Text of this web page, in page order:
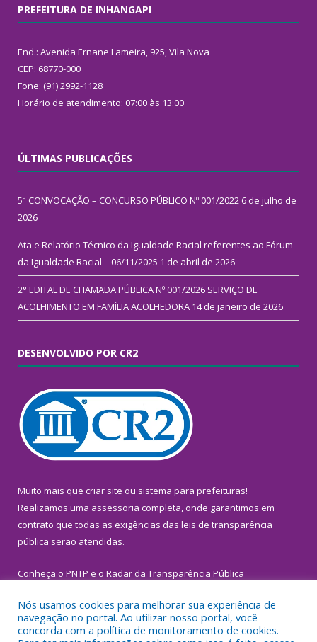
PREFEITURA DE INHANGAPI
End.: Avenida Ernane Lameira, 925, Vila Nova
CEP: 68770-000
Fone: (91) 2992-1128
Horário de atendimento: 07:00 às 13:00
ÚLTIMAS PUBLICAÇÕES
5ª CONVOCAÇÃO – CONCURSO PÚBLICO Nº 001/2022 6 de julho de
2026
Ata e Relatório Técnico da Igualdade Racial referentes ao Fórum
da Igualdade Racial – 06/11/2025 1 de abril de 2026
2° EDITAL DE CHAMADA PÚBLICA Nº 001/2026 SERVIÇO DE
ACOLHIMENTO EM FAMÍLIA ACOLHEDORA 14 de janeiro de 2026
DESENVOLVIDO POR CR2
Muito mais que criar site ou sistema para prefeituras!
Realizamos uma assessoria completa, onde garantimos em
contrato que todas as exigências das leis de transparência
pública serão atendidas.
Conheça o PNTP e o Radar da Transparência Pública
Nós usamos cookies para melhorar sua experiência de
navegação no portal. Ao utilizar nosso portal, você
concorda com a política de monitoramento de cookies.